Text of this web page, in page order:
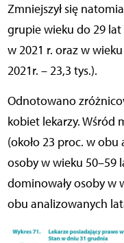
Zmniejszył się
grupie wieku do 29 lat
w 2021 r. oraz w
2021r. – 23,3 tys.).
Odnotowano
kobiet lekarzy. Wśród
(około 23 proc. w
osoby w wieku 50–59
dominowały osoby w
obu analizowanych